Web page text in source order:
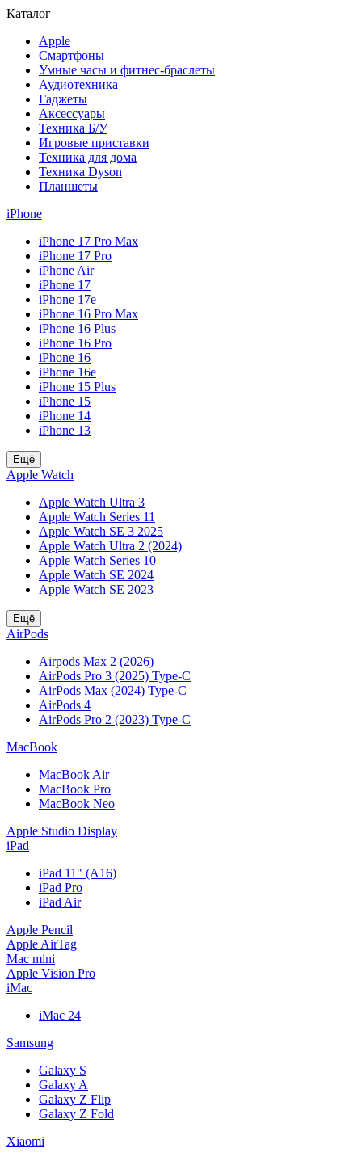
Каталог
Apple
Смартфоны
Умные часы и фитнес-браслеты
Аудиотехника
Гаджеты
Аксессуары
Техника Б/У
Игровые приставки
Техника для дома
Техника Dyson
Планшеты
iPhone
iPhone 17 Pro Max
iPhone 17 Pro
iPhone Air
iPhone 17
iPhone 17e
iPhone 16 Pro Max
iPhone 16 Plus
iPhone 16 Pro
iPhone 16
iPhone 16e
iPhone 15 Plus
iPhone 15
iPhone 14
iPhone 13
Ещё
Apple Watch
Apple Watch Ultra 3
Apple Watch Series 11
Apple Watch SE 3 2025
Apple Watch Ultra 2 (2024)
Apple Watch Series 10
Apple Watch SE 2024
Apple Watch SE 2023
Ещё
AirPods
Airpods Max 2 (2026)
AirPods Pro 3 (2025) Type-C
AirPods Max (2024) Type-C
AirPods 4
AirPods Pro 2 (2023) Type-C
MacBook
MacBook Air
MacBook Pro
MacBook Neo
Apple Studio Display
iPad
iPad 11" (A16)
iPad Pro
iPad Air
Apple Pencil
Apple AirTag
Mac mini
Apple Vision Pro
iMac
iMac 24
Samsung
Galaxy S
Galaxy A
Galaxy Z Flip
Galaxy Z Fold
Xiaomi